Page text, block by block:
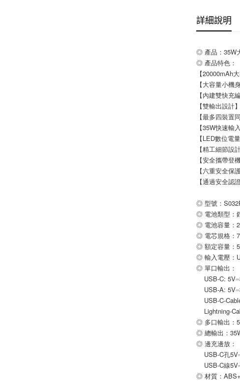
詳細說明
◎ 產品：35W
◎ 產品特色：
【20000mAh
【大容量小
【內建雙快充
【雙輸出設計
【最多四裝置
【35W快速
【LED數位電
【精工細節
【安全攜帶登
【六重安全
【通過安全
◎ 型號：
◎ 電池類型：
◎ 電池容量：
◎ 電芯規格：
◎ 額定容量：
◎ 輸入電壓：
◎ 單口輸出：
USB-C:
USB-A:
USB-C-
Lightning-
◎ 多口輸出：
◎ 總輸出：
◎ 邊充邊放：
USB-C孔
USB-C線
◎ 材質：